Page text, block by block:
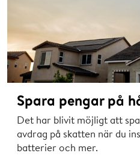
Spara pengar på
Det har blivit möjligt att
avdrag på skatten när du
batterier och mer.